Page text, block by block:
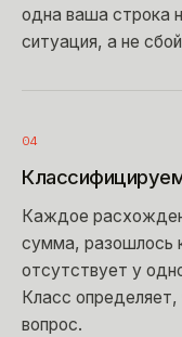
одна ваша строка
ситуация, а не
04
Каждое
сумма, разошлось
отсутствует у
Класс определяет,
вопрос.